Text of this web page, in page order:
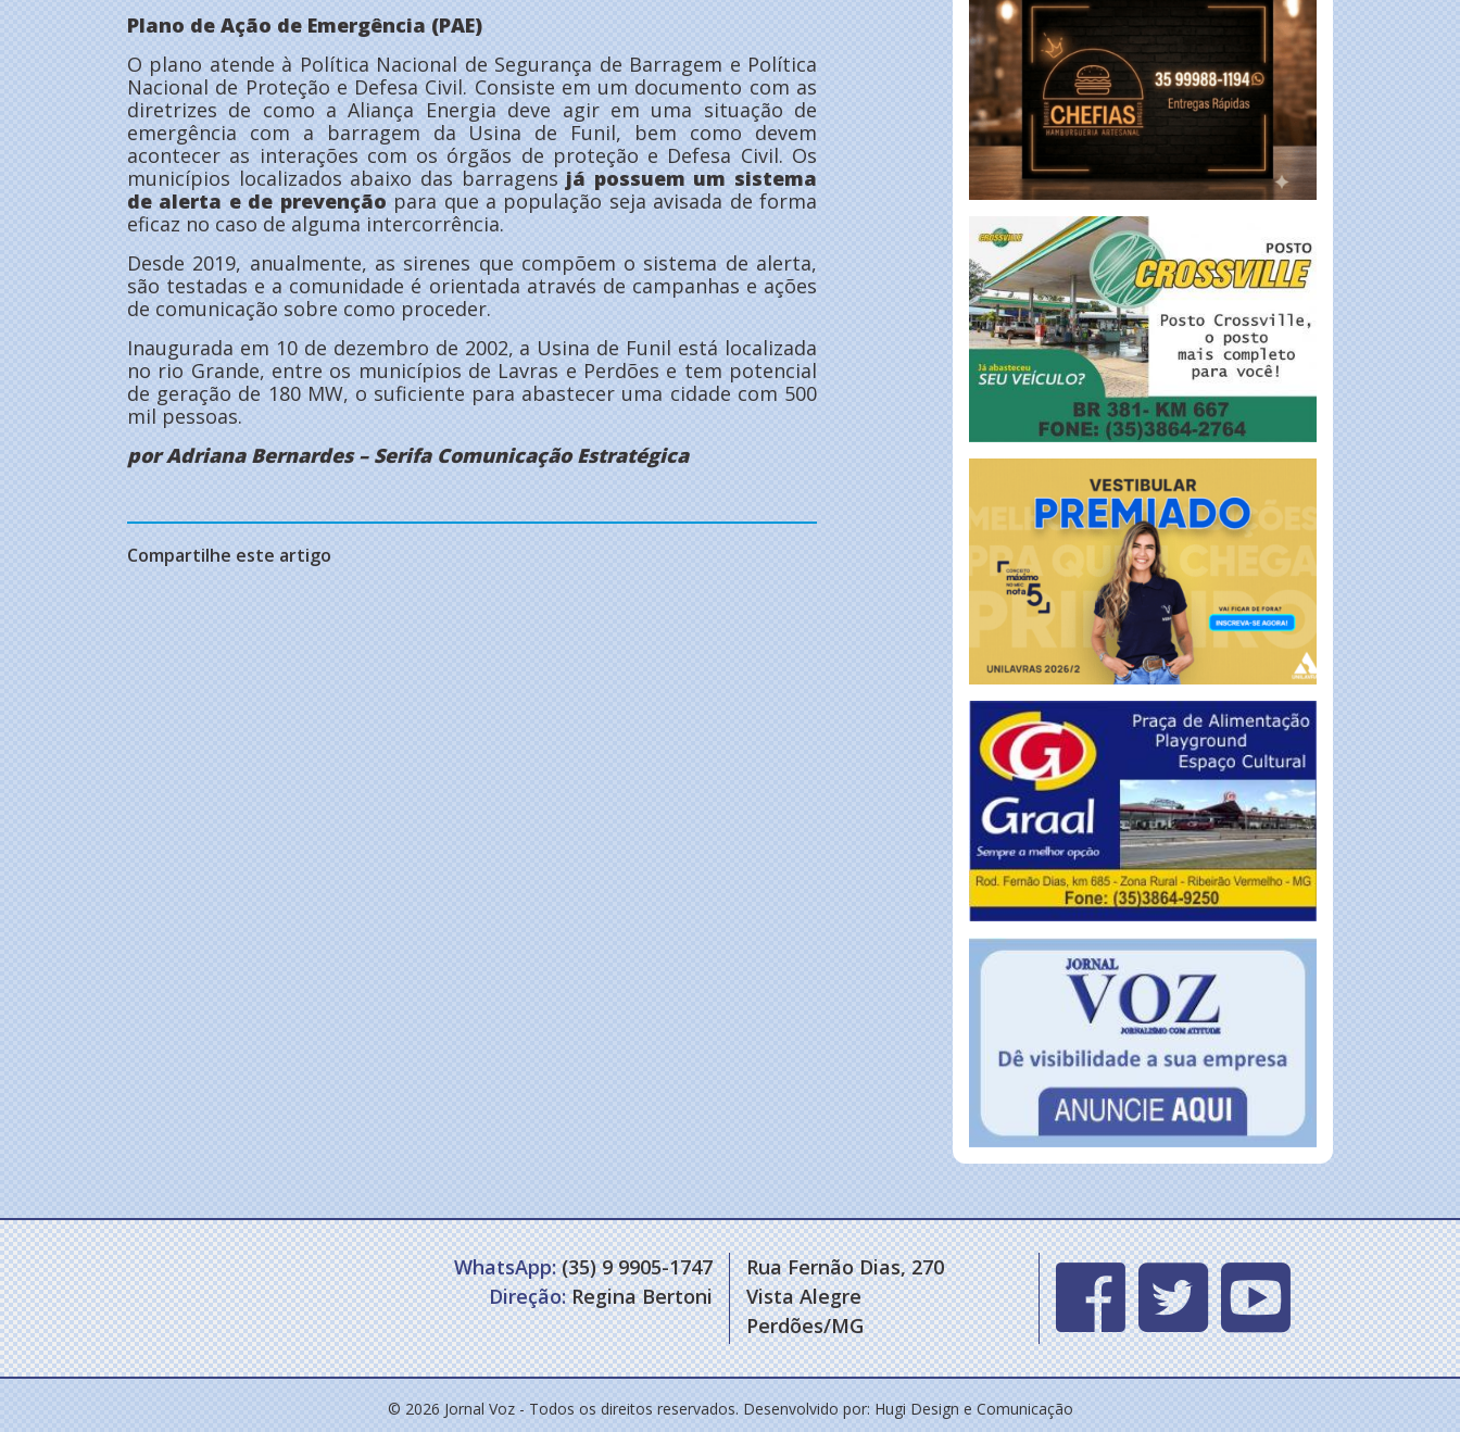
Plano de Ação de Emergência (PAE)
O plano atende à Política Nacional de Segurança de Barragem e Política
Nacional de Proteção e Defesa Civil. Consiste em um documento com as
diretrizes de como a Aliança Energia deve agir em uma situação de
emergência com a barragem da Usina de Funil, bem como devem
acontecer as interações com os órgãos de proteção e Defesa Civil. Os
municípios localizados abaixo das barragens já possuem um sistema
de alerta e de prevenção para que a população seja avisada de forma
eficaz no caso de alguma intercorrência.
Desde 2019, anualmente, as sirenes que compõem o sistema de alerta,
são testadas e a comunidade é orientada através de campanhas e ações
de comunicação sobre como proceder.
Inaugurada em 10 de dezembro de 2002, a Usina de Funil está localizada
no rio Grande, entre os municípios de Lavras e Perdões e tem potencial
de geração de 180 MW, o suficiente para abastecer uma cidade com 500
mil pessoas.
por Adriana Bernardes – Serifa Comunicação Estratégica
Compartilhe este artigo
WhatsApp:(35) 9 9905-1747
Direção:Regina Bertoni
Rua Fernão Dias, 270
Vista Alegre
Perdões/MG
© 2026 Jornal Voz - Todos os direitos reservados. Desenvolvido por: Hugi Design e Comunicação